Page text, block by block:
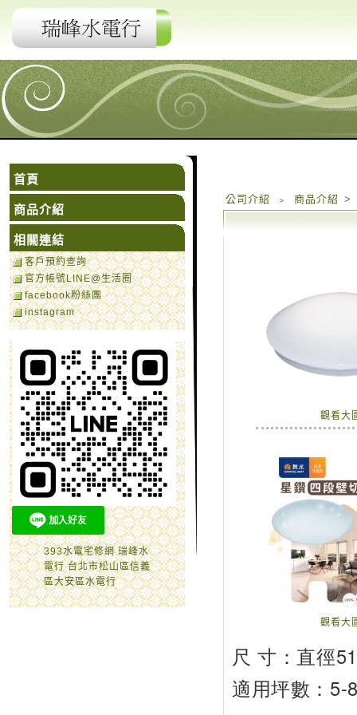
公司介紹 ﹥ 商品介紹 >
觀看大
觀看大
尺 寸：直徑
適用坪數：5-
首頁
商品介紹
相關連結
客戶預約查詢
官方帳號LINE@生活圈
facebook粉絲團
instagram
393水電宅修網 瑞峰水
電行 台北市松山區信義
區大安區水電行